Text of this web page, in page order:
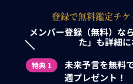
登録で無料鑑定チ
メンバー登録（無料）なら
た」も詳細に
特典 1
未来予言を無料
週プレゼント！